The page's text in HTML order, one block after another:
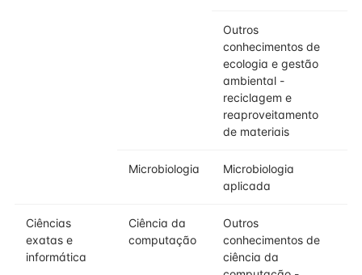
Outros
conhecimentos de
ecologia e gestão
ambiental -
reciclagem e
reaproveitamento
de materiais
Microbiologia
Microbiologia
aplicada
Ciências
exatas e
informática
Ciência da
computação
Outros
conhecimentos de
ciência da